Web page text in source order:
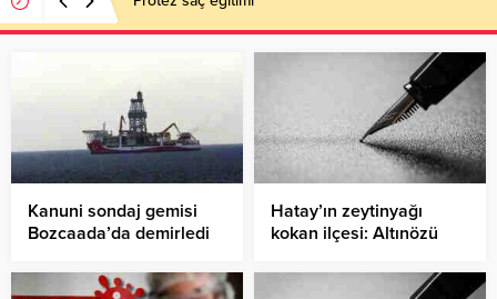
Kanuni sondaj gemisi
Bozcaada’da demirledi
Hatay’ın zeytinyağı
kokan ilçesi: Altınözü